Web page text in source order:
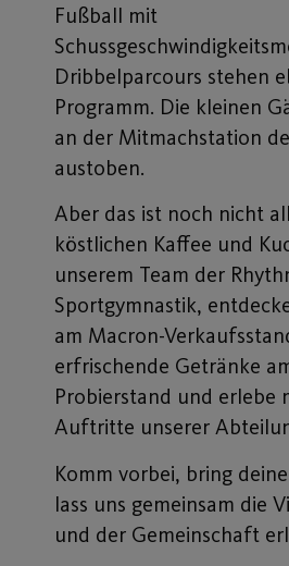
Fußball mit
Dribbelparcours stehen
Programm. Die kleinen
an der Mitmachstation
austoben.
Aber das ist noch nicht
köstlichen Kaffee und
unserem Team der
Sportgymnastik,
am Macron-
erfrischende Getränke
Probierstand und erlebe
Auftritte unserer
Komm vorbei, bring
lass uns gemeinsam die
und der Gemeinschaft